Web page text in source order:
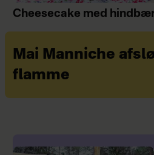
Cheesecake med
Mai Manniche
flamme